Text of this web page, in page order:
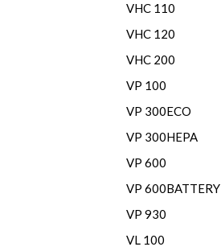
VHC 110
VHC 120
VHC 200
VP 100
VP 300ECO
VP 300HEPA
VP 600
VP 600BATTERY
VP 930
VL 100